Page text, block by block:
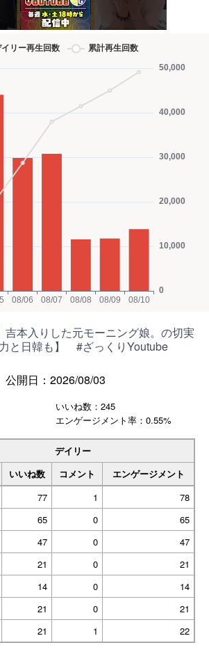
吉本入りした元モーニング娘。の切実
と日韓も】 #ざっくりYoutube
公開日：2026/08/03
いいね数：245
エンゲージメント率：0.55%
デイリー
いいね数 コメント
エンゲージメント
77 1
78
65 0
65
47 0
47
21 0
21
14 0
14
21 0
21
21 1 22